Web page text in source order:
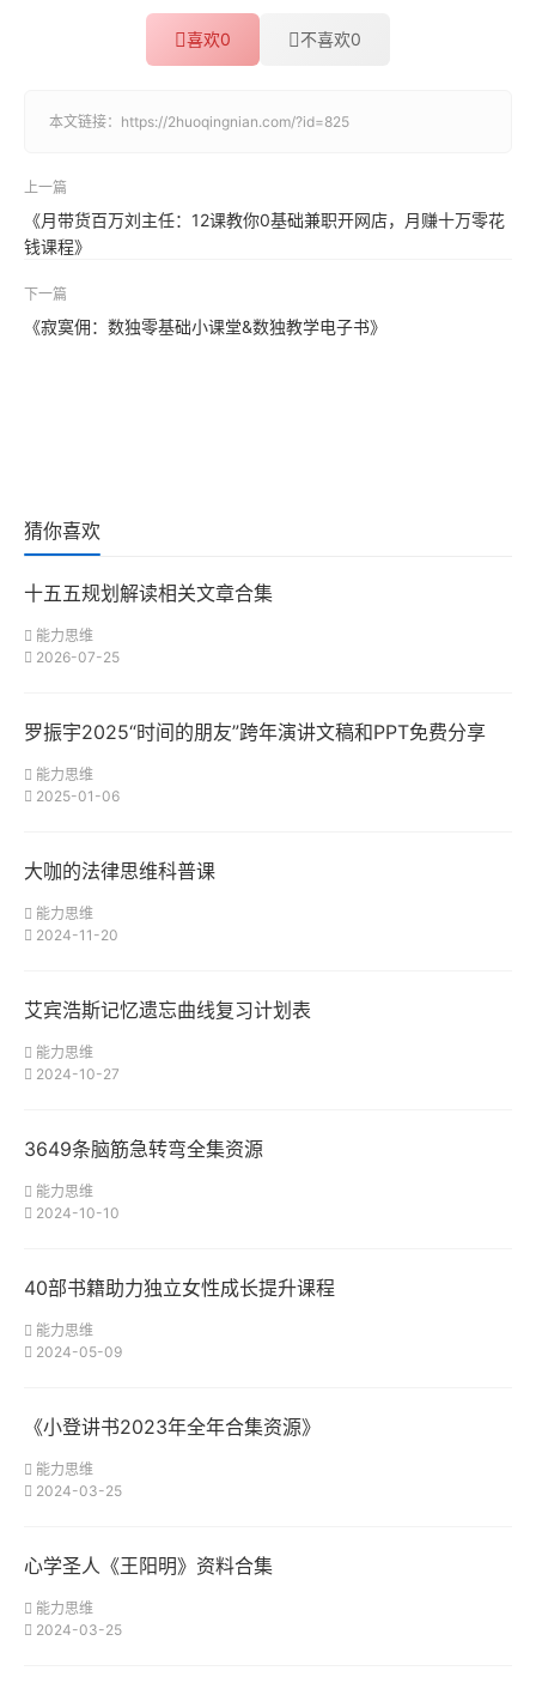
喜欢0 不喜欢0
本文链接： https://2huoqingnian.com/?id=825
上一篇
《月带货百万刘主任：12课教你0基础兼职开网店，月赚十万零花
钱课程》
下一篇
《寂寞佣：数独零基础小课堂&数独教学电子书》
猜你喜欢
十五五规划解读相关文章合集
能力思维
2026-07-25
罗振宇2025“时间的朋友”跨年演讲文稿和PPT免费分享
能力思维
2025-01-06
大咖的法律思维科普课
能力思维
2024-11-20
艾宾浩斯记忆遗忘曲线复习计划表
能力思维
2024-10-27
3649条脑筋急转弯全集资源
能力思维
2024-10-10
40部书籍助力独立女性成长提升课程
能力思维
2024-05-09
《小登讲书2023年全年合集资源》
能力思维
2024-03-25
心学圣人《王阳明》资料合集
能力思维
2024-03-25